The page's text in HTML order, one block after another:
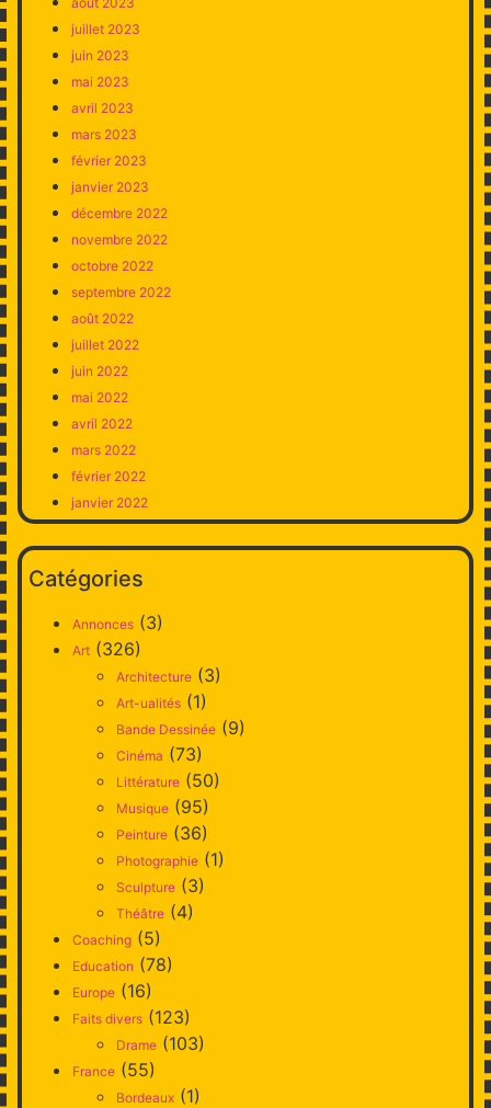
juillet 2023
juin 2023
mai 2023
avril 2023
mars 2023
février 2023
janvier 2023
décembre 2022
novembre 2022
octobre 2022
septembre 2022
août 2022
juillet 2022
juin 2022
mai 2022
avril 2022
mars 2022
février 2022
janvier 2022
Catégories
Annonces (3)
Art (326)
Architecture (3)
Art-ualités (1)
Bande Dessinée (9)
Cinéma (73)
Littérature (50)
Musique (95)
Peinture (36)
Photographie (1)
Sculpture (3)
Théâtre (4)
Coaching (5)
Education (78)
Europe (16)
Faits divers (123)
Drame (103)
France (55)
Bordeaux (1)